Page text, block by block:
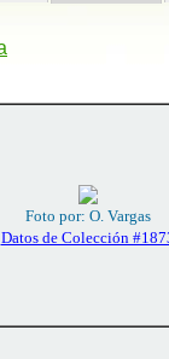
Foto por: O. Vargas
Datos de Colección